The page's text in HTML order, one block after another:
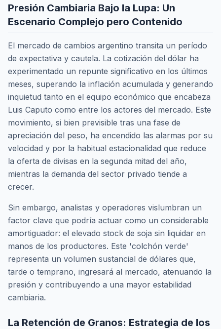
Presión Cambiaria Bajo la Lupa: Un
Escenario Complejo pero Contenido
El mercado de cambios argentino transita un período
de expectativa y cautela. La cotización del dólar ha
experimentado un repunte significativo en los últimos
meses, superando la inflación acumulada y generando
inquietud tanto en el equipo económico que encabeza
Luis Caputo como entre los actores del mercado. Este
movimiento, si bien previsible tras una fase de
apreciación del peso, ha encendido las alarmas por su
velocidad y por la habitual estacionalidad que reduce
la oferta de divisas en la segunda mitad del año,
mientras la demanda del sector privado tiende a
crecer.
Sin embargo, analistas y operadores vislumbran un
factor clave que podría actuar como un considerable
amortiguador: el elevado stock de soja sin liquidar en
manos de los productores. Este 'colchón verde'
representa un volumen sustancial de dólares que,
tarde o temprano, ingresará al mercado, atenuando la
presión y contribuyendo a una mayor estabilidad
cambiaria.
La Retención de Granos: Estrategia de los